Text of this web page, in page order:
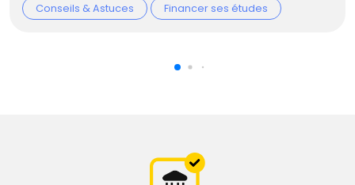
Conseils & Astuces Financer ses études